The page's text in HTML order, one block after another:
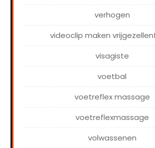
verhogen
videoclip maken
visagiste
voetbal
voetreflex massage
voetreflexmassage
volwassenen